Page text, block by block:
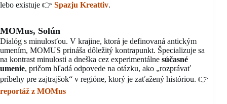
lebo existuje 👉 Spazju Kreattiv.
MOMus, Solún
Dialóg s minulosťou. V krajine, ktorá je definovaná antickým
umením, MOMUS prináša dôležitý kontrapunkt. Špecializuje sa
na kontrast minulosti a dneška cez experimentálne súčasné
umenie, pričom hľadá odpovede na otázku, ako „rozprávať
príbehy pre zajtrajšok“ v regióne, ktorý je zaťažený históriou. 👉
reportáž z MOMus